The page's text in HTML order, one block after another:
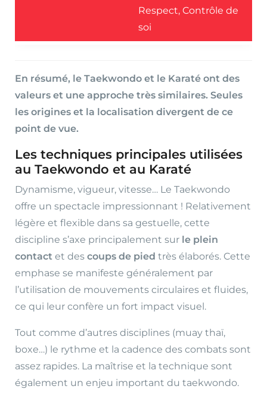
Respect, Contrôle de
soi
En résumé, le Taekwondo et le Karaté ont des
valeurs et une approche très similaires. Seules
les origines et la localisation divergent de ce
point de vue.
Les techniques principales utilisées
au Taekwondo et au Karaté
Dynamisme, vigueur, vitesse… Le Taekwondo
offre un spectacle impressionnant ! Relativement
légère et flexible dans sa gestuelle, cette
discipline s’axe principalement sur le plein
contact et des coups de pied très élaborés. Cette
emphase se manifeste généralement par
l’utilisation de mouvements circulaires et fluides,
ce qui leur confère un fort impact visuel.
Tout comme d’autres disciplines (muay thaï,
boxe…) le rythme et la cadence des combats sont
assez rapides. La maîtrise et la technique sont
également un enjeu important du taekwondo.